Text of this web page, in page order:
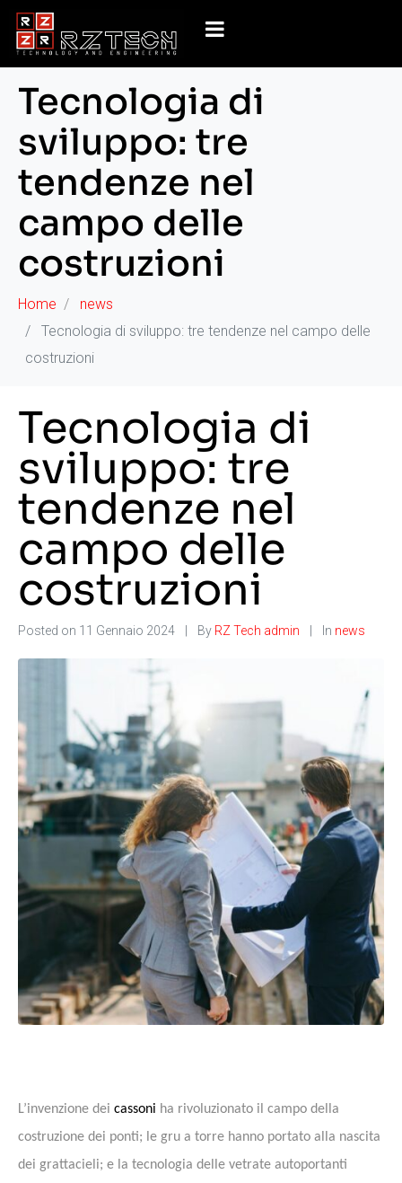
Tecnologia di
sviluppo: tre
tendenze nel
campo delle
costruzioni
Home
news
Tecnologia di sviluppo: tre tendenze nel campo delle
costruzioni
Tecnologia di
sviluppo: tre
tendenze nel
campo delle
costruzioni
Posted on 11 Gennaio 2024 By RZ Tech admin In news
L’invenzione dei cassoni ha rivoluzionato il campo della
costruzione dei ponti; le gru a torre hanno portato alla nascita
dei grattacieli; e la tecnologia delle vetrate autoportanti